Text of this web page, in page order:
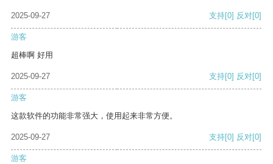
2025-09-27 支持[0] 反对[0]
游客
超棒啊 好用
2025-09-27 支持[0] 反对[0]
游客
这款软件的功能非常强大，使用起来非常方便。
2025-09-27 支持[0] 反对[0]
游客